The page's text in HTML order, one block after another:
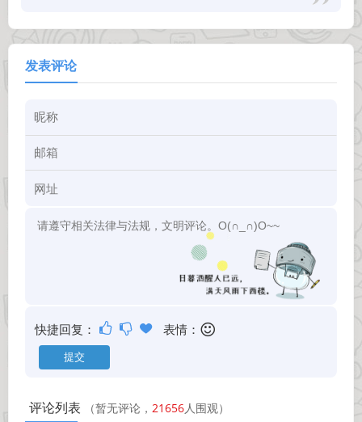
发表评论
快捷回复： 表情：
评论列表 （暂无评论， 21656人围观）